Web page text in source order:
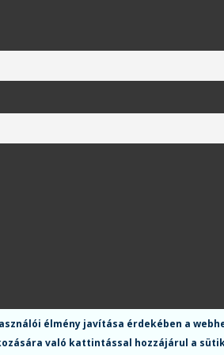
élmény javítása érdekében a
való kattintással hozzájárul a